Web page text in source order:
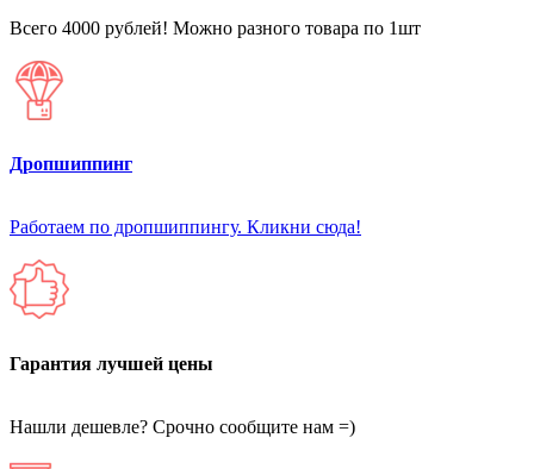
Всего 4000 рублей! Можно разного товара по 1шт
Дропшиппинг
Работаем по дропшиппингу. Кликни сюда!
Гарантия лучшей цены
Нашли дешевле? Срочно сообщите нам =)